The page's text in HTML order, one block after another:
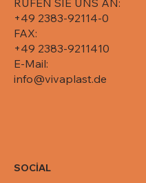
+49 2383-92114-0
FAX:
+49 2383-9211410
E-Mail:
info@vivaplast.de
SOCİAL